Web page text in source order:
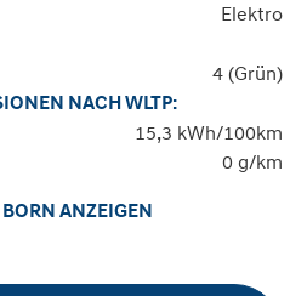
Elektro
4 (Grün)
NACH WLTP:
15,3 kWh/100km
0 g/km
ANZEIGEN